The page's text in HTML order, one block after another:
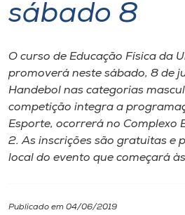
Portal de Ensino
A
Unoesc
Internacionalização
I.nova
Diplomados
sábado 8
O curso de Educação Física da
promoverá neste sábado, 8 de
Handebol nas categorias
competição integra a
Esporte, ocorrerá no Complexo
2. As inscrições são gratuitas e
local do evento que começará
Publicado em 04/06/2019